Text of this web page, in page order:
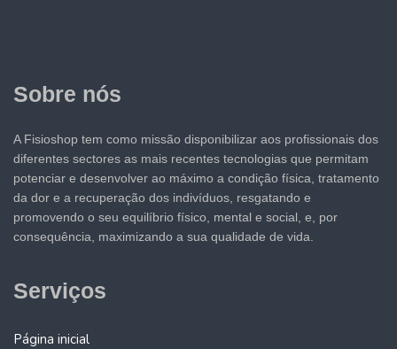
Sobre nós
A Fisioshop tem como missão disponibilizar aos profissionais dos
diferentes sectores as mais recentes tecnologias que permitam
potenciar e desenvolver ao máximo a condição física, tratamento
da dor e a recuperação dos indivíduos, resgatando e
promovendo o seu equilíbrio físico, mental e social, e, por
consequência, maximizando a sua qualidade de vida.
Serviços
Página inicial